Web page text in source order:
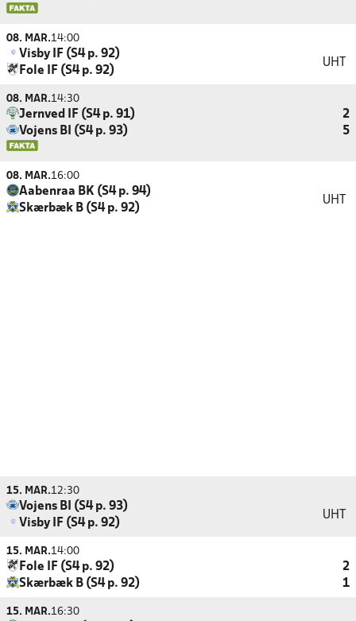
08. MAR.14:00
Visby IF (S4 p. 92)
Fole IF (S4 p. 92)
UHT
08. MAR.14:30
Jernved IF (S4 p. 91)
2
Vojens BI (S4 p. 93)
5
08. MAR.16:00
Aabenraa BK (S4 p. 94)
Skærbæk B (S4 p. 92)
UHT
15. MAR.12:30
Vojens BI (S4 p. 93)
Visby IF (S4 p. 92)
UHT
15. MAR.14:00
Fole IF (S4 p. 92)
2
Skærbæk B (S4 p. 92)
1
15. MAR.16:30